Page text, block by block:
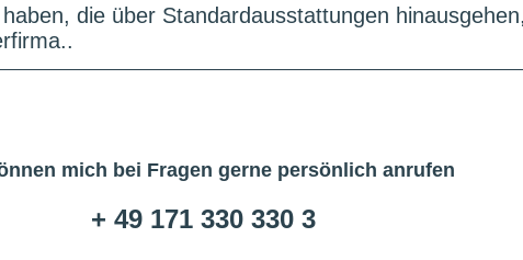
die über Standardausstattungen
mich bei Fragen gerne persönlich anrufen
+ 49 171 330 330 3